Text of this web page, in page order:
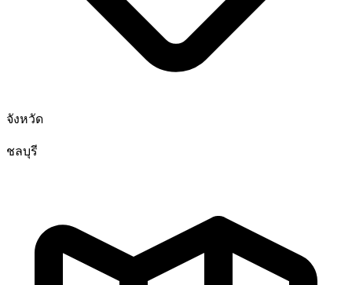
จังหวัด
ชลบุรี